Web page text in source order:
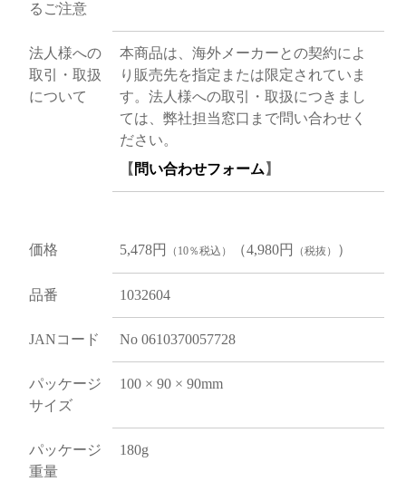
るご注意
法人様への
取引・取扱
について
本商品は、海外メーカーとの契約によ
り販売先を指定または限定されていま
す。法人様への取引・取扱につきまし
ては、弊社担当窓口まで問い合わせく
ださい。
【 問い合わせフォーム 】
価格 5,478円 （10％税込） （4,980円 （税抜） ）
品番 1032604
JANコード No 0610370057728
パッケージ
サイズ
100 × 90 × 90mm
パッケージ
重量
180g